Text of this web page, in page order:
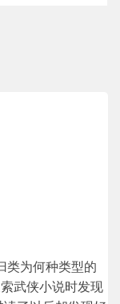
类为何种类型的
武侠小说时发现